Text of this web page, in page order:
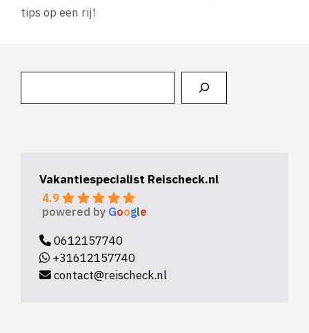
tips op een rij!
Vakantiespecialist Reischeck.nl
4.9
powered by Google
0612157740
+31612157740
contact@reischeck.nl